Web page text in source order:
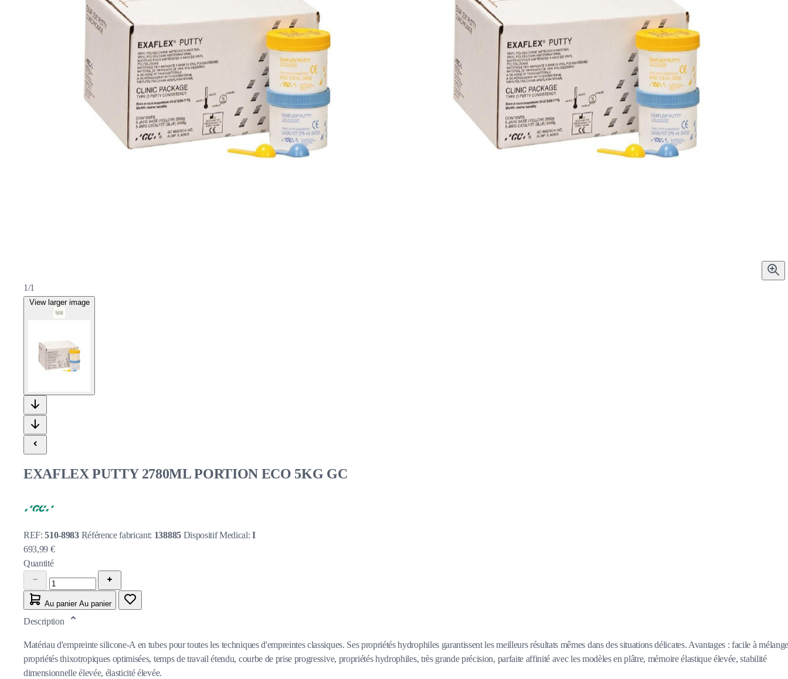
1/1
View larger image
EXAFLEX PUTTY 2780ML PORTION ECO 5KG GC
REF:510-8983 Référence fabricant: 138885 Dispositif Medical:I
693,99 €
Quantité
Au panier Au panier
Description
Matériau d'empreinte silicone-A en tubes pour toutes les techniques d'empreintes classiques. Ses propriétés hydrophiles garantissent les meilleurs résultats mêmes dans des situations délicates. Avantages : facile à
propriétés thixotropiques optimisées, temps de travail étendu, courbe de prise progressive, propriétés hydrophiles, très grande précision, parfaite affinité avec les modèles en plâtre, mémoire élastique élevée, stabilité
dimensionnelle élevée, élasticité élevée.